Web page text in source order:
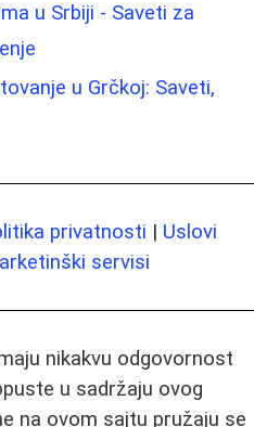
u Srbiji - Saveti za
u Grčkoj: Saveti,
privatnosti | Uslovi
servisi
nikakvu odgovornost
u sadržaju ovog
na ovom sajtu pružaju se